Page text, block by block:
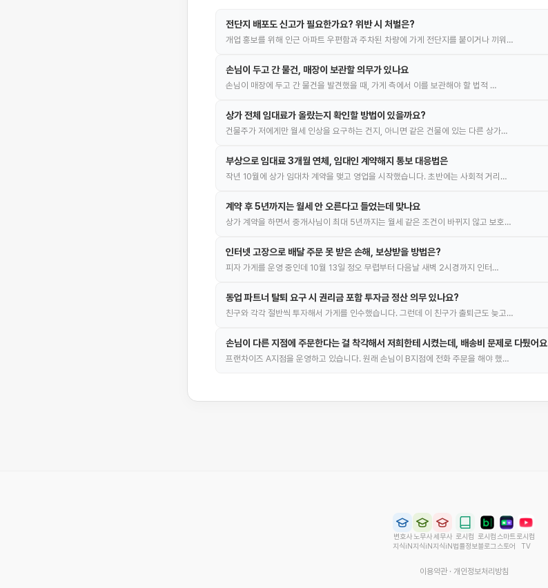
전단지 배포도 신고가 필요한가요? 위반 시 처벌은?
개업 홍보를 위해 인근 아파트 우편함과 주차된 차량에 가게 전단지를 붙이거나 끼워…
손님이 두고 간 물건, 매장이 보관할 의무가 있나요
손님이 매장에 두고 간 물건을 발견했을 때, 가게 측에서 이를 보관해야 할 법적 …
상가 전체 임대료가 올랐는지 확인할 방법이 있을까요?
건물주가 저에게만 월세 인상을 요구하는 건지, 아니면 같은 건물에 있는 다른 상가…
부상으로 임대료 3개월 연체, 임대인 계약해지 통보 대응법은
작년 10월에 상가 임대차 계약을 맺고 영업을 시작했습니다. 초반에는 사회적 거리…
계약 후 5년까지는 월세 안 오른다고 들었는데 맞나요
상가 계약을 하면서 중개사님이 최대 5년까지는 월세 같은 조건이 바뀌지 않고 보호…
인터넷 고장으로 배달 주문 못 받은 손해, 보상받을 방법은?
피자 가게를 운영 중인데 10월 13일 정오 무렵부터 다음날 새벽 2시경까지 인터…
동업 파트너 탈퇴 요구 시 권리금 포함 투자금 정산 의무 있나요?
친구와 각각 절반씩 투자해서 가게를 인수했습니다. 그런데 이 친구가 출퇴근도 늦고…
손님이 다른 지점에 주문한다는 걸 착각해서 저희한테 시켰는데, 배송비 문제로 다퉜어요
프랜차이즈 A지점을 운영하고 있습니다. 원래 손님이 B지점에 전화 주문을 해야 했…
변호사
지식iN
노무사
지식iN
세무사
지식iN
로시컴
법률정보
로시컴
블로그
스마트
스토어
로시컴
TV
이용약관· 개인정보처리방침